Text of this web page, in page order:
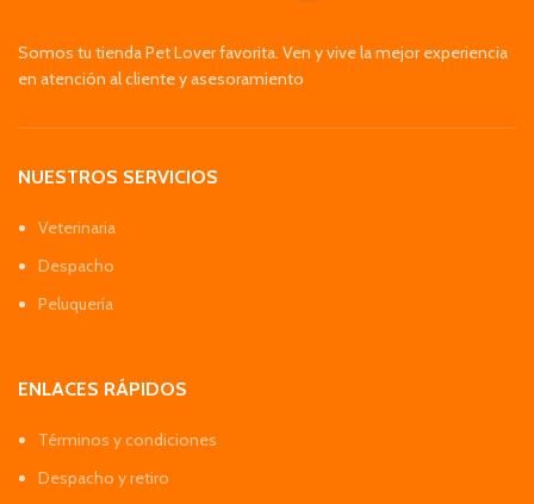
Somos tu tienda Pet Lover favorita. Ven y vive la mejor experiencia
en atención al cliente y asesoramiento
NUESTROS SERVICIOS
Veterinaria
Despacho
Peluquería
ENLACES RÁPIDOS
Términos y condiciones
Despacho y retiro